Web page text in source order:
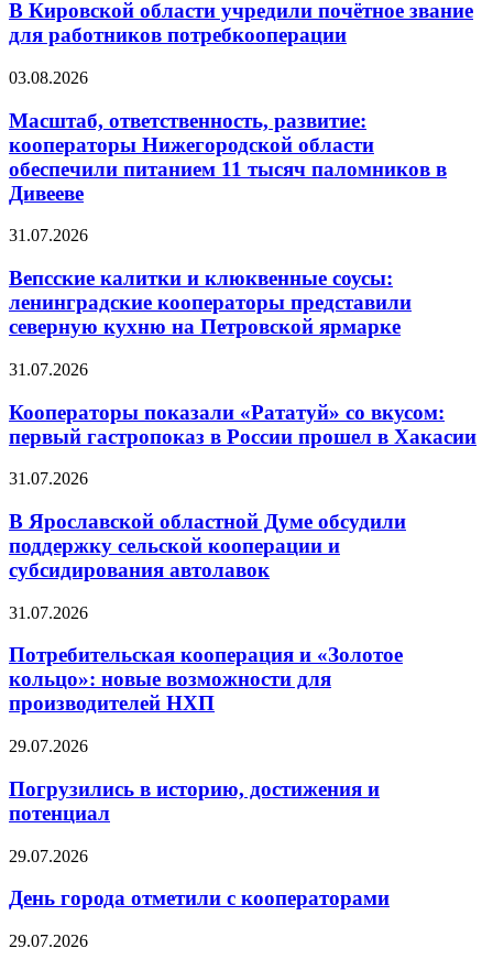
В Кировской области учредили почётное звание
для работников потребкооперации
03.08.2026
Масштаб, ответственность, развитие:
кооператоры Нижегородской области
обеспечили питанием 11 тысяч паломников в
Дивееве
31.07.2026
Вепсские калитки и клюквенные соусы:
ленинградские кооператоры представили
северную кухню на Петровской ярмарке
31.07.2026
Кооператоры показали «Рататуй» со вкусом:
первый гастропоказ в России прошел в Хакасии
31.07.2026
В Ярославской областной Думе обсудили
поддержку сельской кооперации и
субсидирования автолавок
31.07.2026
Потребительская кооперация и «Золотое
кольцо»: новые возможности для
производителей НХП
29.07.2026
Погрузились в историю, достижения и
потенциал
29.07.2026
День города отметили с кооператорами
29.07.2026